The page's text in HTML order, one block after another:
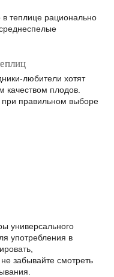
теплице рационально
любители хотят
качеством плодов.
при правильном выборе
универсального
употребления в
забывайте смотреть